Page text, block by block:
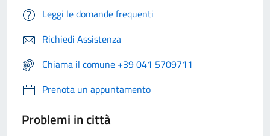
Leggi le domande frequenti
Richiedi Assistenza
Chiama il comune +39 041 5709711
Prenota un appuntamento
Problemi in città